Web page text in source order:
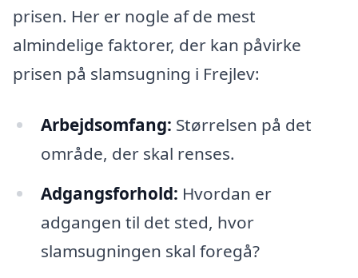
prisen. Her er nogle af de mest
almindelige faktorer, der kan påvirke
prisen på slamsugning i Frejlev:
Arbejdsomfang: Størrelsen på det
område, der skal renses.
Adgangsforhold: Hvordan er
adgangen til det sted, hvor
slamsugningen skal foregå?